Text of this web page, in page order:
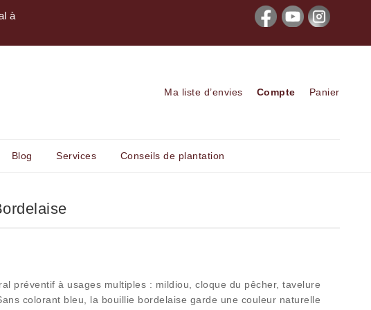
à
Bénéficiez de -8 %
validation
Panier
Compte
Ma liste d’envies
Blog Services Conseils de plantation
préventif à usages multiples : mildiou, cloque du pêcher, tavelure
colorant bleu, la bouillie bordelaise garde une couleur naturelle